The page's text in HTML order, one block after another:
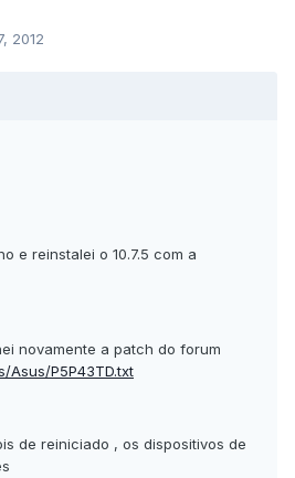
2012
e reinstalei o 10.7.5 com a
novamente a patch do forum
Asus/P5P43TD.txt
de reiniciado , os dispositivos de